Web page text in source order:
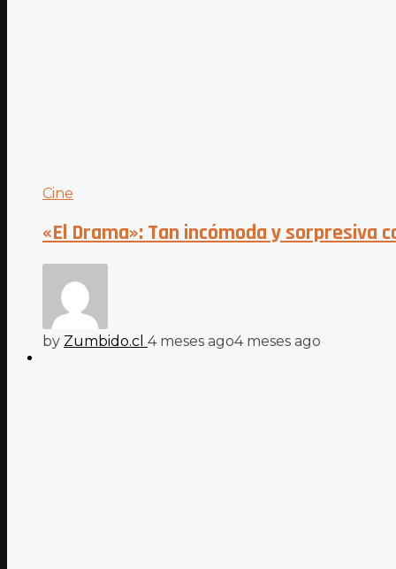
Cine
«El Drama»: Tan incómoda y sorpresiva
by Zumbido.cl 4 meses ago4 meses ago